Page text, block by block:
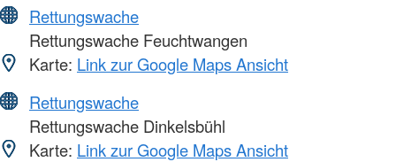
Rettungswache
Rettungswache Feuchtwangen
Karte: Link zur Google Maps Ansicht
Rettungswache
Rettungswache Dinkelsbühl
Karte: Link zur Google Maps Ansicht